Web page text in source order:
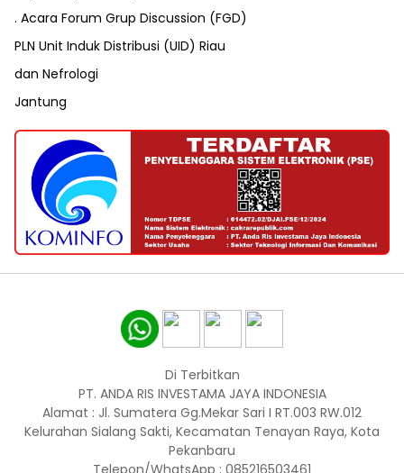
. Acara Forum Grup Discussion (FGD)
PLN Unit Induk Distribusi (UID) Riau
dan Nefrologi
Jantung
Di Terbitkan
PT. ANDA RIS INVESTAMA JAYA INDONESIA
Alamat : Jl. Sumatera Gg.Mekar Sari I RT.003 RW.012
Kelurahan Sialang Sakti, Kecamatan Tenayan Raya, Kota
Pekanbaru
Telepon/WhatsApp : 085216503461